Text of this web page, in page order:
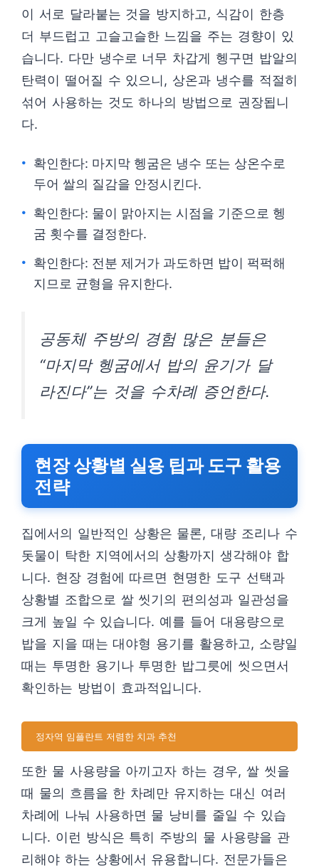
이 서로 달라붙는 것을 방지하고, 식감이 한층
더 부드럽고 고슬고슬한 느낌을 주는 경향이 있
습니다. 다만 냉수로 너무 차갑게 헹구면 밥알의
탄력이 떨어질 수 있으니, 상온과 냉수를 적절히
섞어 사용하는 것도 하나의 방법으로 권장됩니
다.
확인한다: 마지막 헹굼은 냉수 또는 상온수로
두어 쌀의 질감을 안정시킨다.
확인한다: 물이 맑아지는 시점을 기준으로 헹
굼 횟수를 결정한다.
확인한다: 전분 제거가 과도하면 밥이 퍽퍽해
지므로 균형을 유지한다.
공동체 주방의 경험 많은 분들은
“마지막 헹굼에서 밥의 윤기가 달
라진다”는 것을 수차례 증언한다.
현장 상황별 실용 팁과 도구 활용
전략
집에서의 일반적인 상황은 물론, 대량 조리나 수
돗물이 탁한 지역에서의 상황까지 생각해야 합
니다. 현장 경험에 따르면 현명한 도구 선택과
상황별 조합으로 쌀 씻기의 편의성과 일관성을
크게 높일 수 있습니다. 예를 들어 대용량으로
밥을 지을 때는 대야형 용기를 활용하고, 소량일
때는 투명한 용기나 투명한 밥그릇에 씻으면서
확인하는 방법이 효과적입니다.
정자역 임플란트 저렴한 치과 추천
또한 물 사용량을 아끼고자 하는 경우, 쌀 씻을
때 물의 흐름을 한 차례만 유지하는 대신 여러
차례에 나눠 사용하면 물 낭비를 줄일 수 있습
니다. 이런 방식은 특히 주방의 물 사용량을 관
리해야 하는 상황에서 유용합니다. 전문가들은